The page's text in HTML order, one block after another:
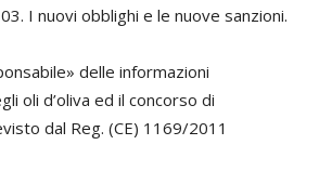
I nuovi obblighi e le nuove sanzioni.
delle informazioni
oli d’oliva ed il concorso di
dal Reg. (CE) 1169/2011